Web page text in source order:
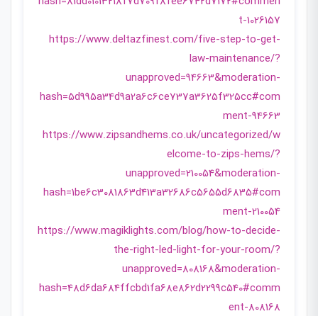
t-1026157
https://www.deltazfinest.com/five-step-to-get-
law-maintenance/?
unapproved=94663&moderation-
hash=5d995a34d9a2a6c6ce737a3625f325cc#com
ment-94663
https://www.zipsandhems.co.uk/uncategorized/w
elcome-to-zips-hems/?
unapproved=210054&moderation-
hash=1be6c3081863d413a32686c5655d6835#com
ment-210054
https://www.magiklights.com/blog/how-to-decide-
the-right-led-light-for-your-room/?
unapproved=808168&moderation-
hash=48d6da684ffcbd1fa68e862d2299c540#comm
ent-808168